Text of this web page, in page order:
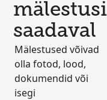
mälestusi
saadaval
Mälestused võivad
olla fotod, lood,
dokumendid või
isegi